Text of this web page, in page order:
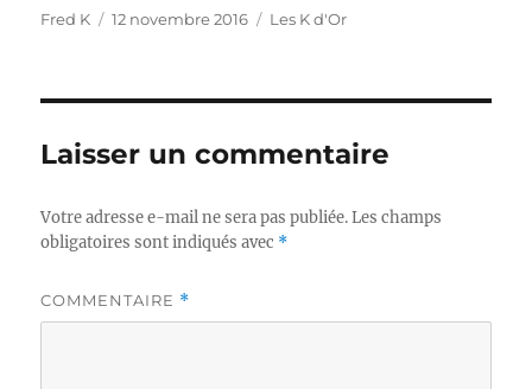
Auteur
Fred K
Publié
12 novembre 2016 Catégories
Les K d'Or
Laisser un commentaire
Votre adresse e-mail ne sera pas publiée. Les champs
obligatoires sont indiqués avec *
COMMENTAIRE *